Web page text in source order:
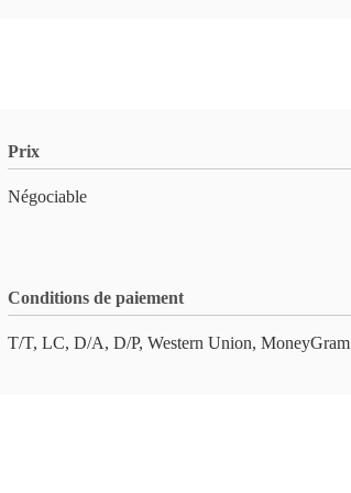
Prix
Négociable
Conditions de paiement
T/T, LC, D/A, D/P, Western Union, MoneyGram